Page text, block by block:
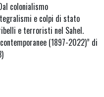
colonialismo
e colpi di stato
e terroristi nel Sahel.
(1897-2022)” di